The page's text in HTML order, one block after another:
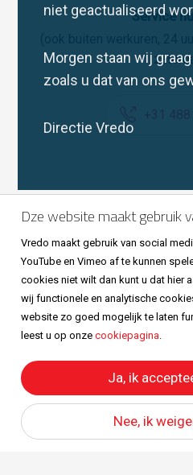
niet geactualiseerd
Morgen staan wij
zoals u dat van ons
Directie Vredo
Service
(ook buiten werkuren, 24
Volg ons
All right reserved
Sitemap
Dze website maakt gebruik
Vredo maakt gebruik van social
YouTube en Vimeo af te kunnen
cookies niet wilt dan kunt u dat hier
wij functionele en analytische
website zo goed mogelijk te laten
leest u op onze cookiepagina.
Ja, ik
Nee, ik